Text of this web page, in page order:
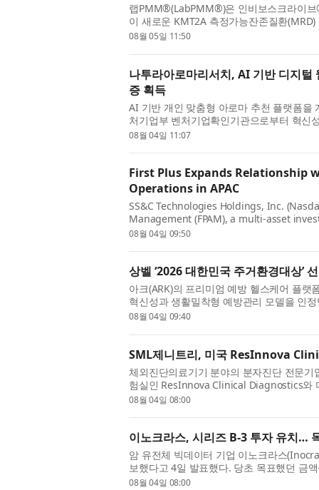
랩PMM®(LabPMM®)은 인비보스크라이
이 새로운 KMT2A 측정가능잔존질환
감도 디지털 PCR 기반의 이 서비스는 랩
08월 05일 11:50
나투라아로마리서치, AI 기반 디지
증 획득
AI 기반 개인 맞춤형 아로마 추천 플랫폼을
처기업부 벤처기업확인기관으로부터 혁신
디지털 웰니스 기술과 맞춤형 아로마 서비
08월 04일 11:07
First Plus Expands Relationship
Operations in APAC
SS&C Technologies Holdings, Inc.
Management (FPAM), a multi-asset
provide cross-border operations support
08월 04일 09:50
상벨 ‘2026 대한민국 주거환경대상’
아크(ARK)의 프리미엄 예방 헬스케어 플랫
혁신성과 생활밀착형 예방관리 모델을 인
혔다. 상벨은 아파트 커뮤니티 공간에서 입
08월 04일 09:40
SML제니트리, 미국 ResInnova
체외진단의료기기 분야의 분자진단 전문
험실인 ResInnova Clinical Diagnostics와
위한 파트너십을 체결했다고 밝혔다. 이번
08월 04일 08:00
이노크라스, 시리즈 B-3 투자 유치…
암 유전체 빅데이터 기업 이노크라스
보했다고 4일 발표했다. 당초 목표했던 금
전체 데이터를 자체 바이오인포매틱스 기
08월 04일 08:00